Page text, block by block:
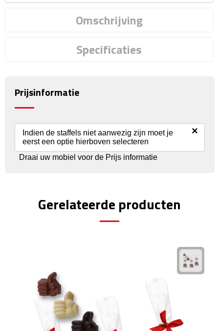
Bagageweegschalen
Reiskussens
Reisstekkers
Reissetjes
Paspoorthouders
Auto luchtverfrissers
Auto telefoonhouders
Omschrijving
Specificaties
Prijsinformatie
Indien de staffels niet aanwezig zijn moet je
eerst een optie hierboven selecteren
×
Draai uw mobiel voor de Prijs informatie
Gerelateerde producten